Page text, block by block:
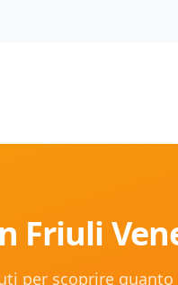
Friuli
per scoprire quanto